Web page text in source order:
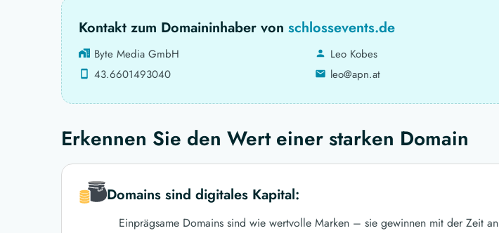
Kontakt zum Domaininhaber von schlossevents.de
Byte Media GmbH
Leo Kobes
43.6601493040
leo@apn.at
Erkennen Sie den Wert einer starken Domain
Domains sind digitales Kapital:
Einprägsame Domains sind wie wertvolle Marken – sie gewinnen mit der Zeit an